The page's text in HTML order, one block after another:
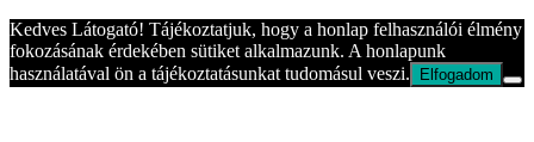
Kedves Látogató! Tájékoztatjuk, hogy a honlap felhasználói élmény
fokozásának érdekében sütiket alkalmazunk. A honlapunk
használatával ön a tájékoztatásunkat tudomásul veszi.
Elfogadom